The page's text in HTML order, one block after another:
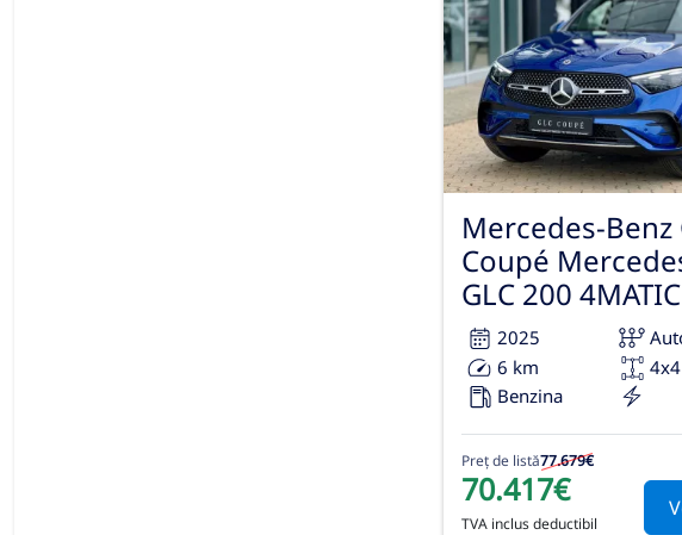
Mercedes-Benz
Coupé
GLC 200
2025
6 km
Benzina
Preț de listă77.679€
70.417€
TVA inclus deductibil